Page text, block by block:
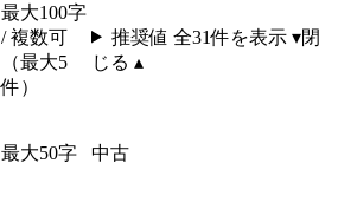
最大100字
/ 複数可
（最大5
件）
推奨値 全31件を表示 ▾閉
じる ▴
最大50字 中古